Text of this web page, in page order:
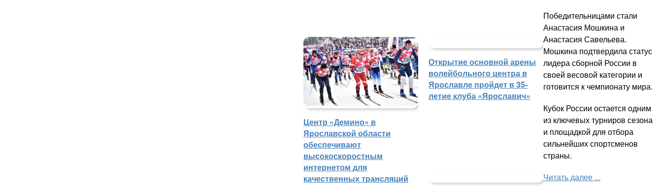
Центр «Демино» в
Ярославской области
обеспечивают
высокоскоростным
интернетом для
качественных трансляций
Открытие основной арены
волейбольного центра в
Ярославле пройдет в 35-
летие клуба «Ярославич»
Победительницами стали
Анастасия Мошкина и
Анастасия Савельева.
Мошкина подтвердила статус
лидера сборной России в
своей весовой категории и
готовится к чемпионату мира.
Кубок России остается одним
из ключевых турниров сезона
и площадкой для отбора
сильнейших спортсменов
страны.
Читать далее ...